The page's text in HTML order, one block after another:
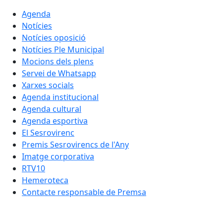
Agenda
Notícies
Notícies oposició
Notícies Ple Municipal
Mocions dels plens
Servei de Whatsapp
Xarxes socials
Agenda institucional
Agenda cultural
Agenda esportiva
El Sesrovirenc
Premis Sesrovirencs de l'Any
Imatge corporativa
RTV10
Hemeroteca
Contacte responsable de Premsa